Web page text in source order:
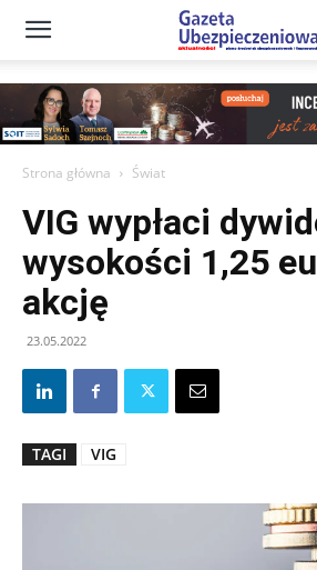
Gazeta
Ubezpieczeniowa
Portal
Strona główna Świat
VIG wypłaci
wysokości 1,25
akcję
23.05.2022
TAGI VIG